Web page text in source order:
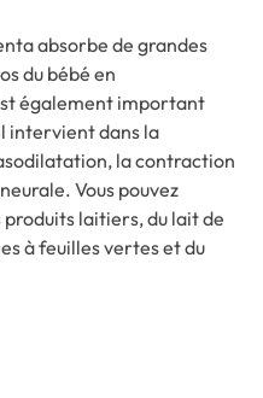
absorbe de grandes
du bébé en
également important
intervient dans la
la contraction
Vous pouvez
laitiers, du lait de
à feuilles vertes et du